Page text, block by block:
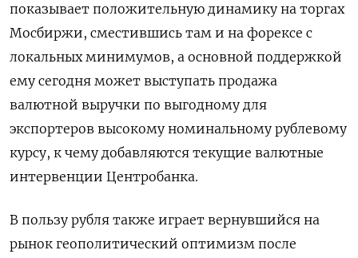
показывает положительную динамику на торгах
Мосбиржи, сместившись там и на форексе с
локальных минимумов, а основной поддержкой
ему сегодня может выступать продажа
валютной выручки по выгодному для
экспортеров высокому номинальному рублевому
курсу, к чему добавляются текущие валютные
интервенции Центробанка.
В пользу рубля также ‌играет вернувшийся на
рынок геополитический оптимизм после